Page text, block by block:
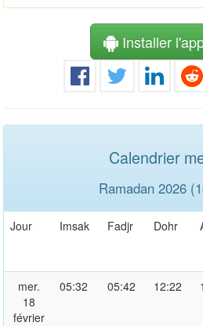
Installer
Calendrier
Ramadan 2026
Jour Imsak Fadjr Dohr
mer.
18
février
05:32 05:42 12:22